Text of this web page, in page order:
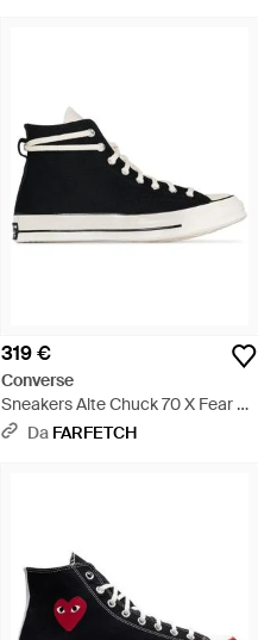
319 €
Converse
Sneakers Alte Chuck 70 X Fear Of
God - Nero
Da FARFETCH